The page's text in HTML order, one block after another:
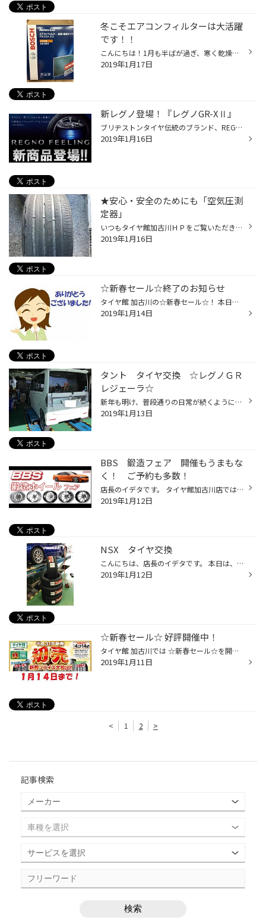
冬こそエアコンフィルターは大活躍
です！！
こんにちは！1月も半ばが過ぎ、寒く乾燥した日々がつ続いていますね！ そんな時は、風邪であったりインフルエンザが怖いですよね… そういう時に愛車の中で大活躍するのが『エアコンフィルター』なんです！ こちらの抗菌・脱臭タイプは春の花粉時期に大活躍してくれますが、この時期は… こちらの抗ウ...
2019年1月17日
新レグノ登場！『レグノGR-XⅡ』
ブリヂストンタイヤ伝統のブランド、REGNOシリーズから 新商品が誕生しました！ その名も『レグノGR-XⅡ』！ レグノGR-XIに比べて ・騒音エネルギー５％低減！ ・シークレットグルーヴ採用で、摩耗しても静かさが持続！ ・転がり抵抗１４％低減！ ・摩耗寿命６％向上！ などなど、 より静かで、長持...
2019年1月16日
★安心・安全のためにも「空気圧測
定器」
いつもタイヤ館加古川ＨＰをご覧いただきありがとうございます。 今月も、もう半分を過ぎましたがお正月での帰省や旅行の前に愛車のタイヤチェックは完了！だと思いますが帰ってきてからのタイヤチェックは終わりましたか？ このタイヤ、空気圧がしっかりと入っていない状態で走行し内側が大変な状...
2019年1月16日
☆新春セール☆終了のお知らせ
タイヤ館 加古川の☆新春セール☆！ 本日を以って終了となりました！ 期間中はたくさんのお客様にご来店いただき ありがとうございました。 セールが終わっても 目玉商品がもりだくさん！ 話題のドラレコや、 まだまだ必要なスタッドレスタイヤなど、 ご相談ください！ 一年で一番寒いのは２月ごろで...
2019年1月14日
タント タイヤ交換 ☆レグノＧＲ
レジェーラ☆
新年も明け、普段通りの日常が続くようになってきましたね～。 こんにちは、主任の多木です。 本日タイヤ交換いただきましたタントのお車のご紹介です。 タイヤはブリヂストンレグノＧＲレジェーラです。 サイズは165/55Ｒ15で軽自動車では大きなサイズです。 最近のお車で、ターボ機能が付いてる車...
2019年1月13日
BBS 鍛造フェア 開催もうまもな
く！ ご予約も多数！
店長のイデタです。 タイヤ館加古川店では、2019年2月23日（土）・24日（日） 2日間限定にて あの BBSホイールの特別販売フェアを開催致します 当日のご成約のお客様に対しての特別なプレゼントを企画しております。 BBSマックガード製（当店BBS指定）ロックナット・ロックボルトセットを1台分プレ...
2019年1月12日
NSX タイヤ交換
こんにちは、店長のイデタです。 本日は、初代NSXのタイヤ交換作業です。 しかも、車輛状態物凄くきれいです。 お客様が大事に大事にお乗りという事がヒシヒシと感じられます。 タイヤサイズ フロント 215/40R17 タイヤサイズ リア 265/35R18 タイヤ銘柄 ブリヂストン ポテンザ S007A 綺麗なボデ...
2019年1月12日
☆新春セール☆ 好評開催中！
タイヤ館 加古川では ☆新春セール☆を開催中！ セール期間は１月１４日までとなっております！ ３連休はタイヤ館へゴー♪ ご来店おまちしております！
2019年1月11日
< 1 2 >
記事検索